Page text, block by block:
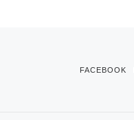
FACEBOOK